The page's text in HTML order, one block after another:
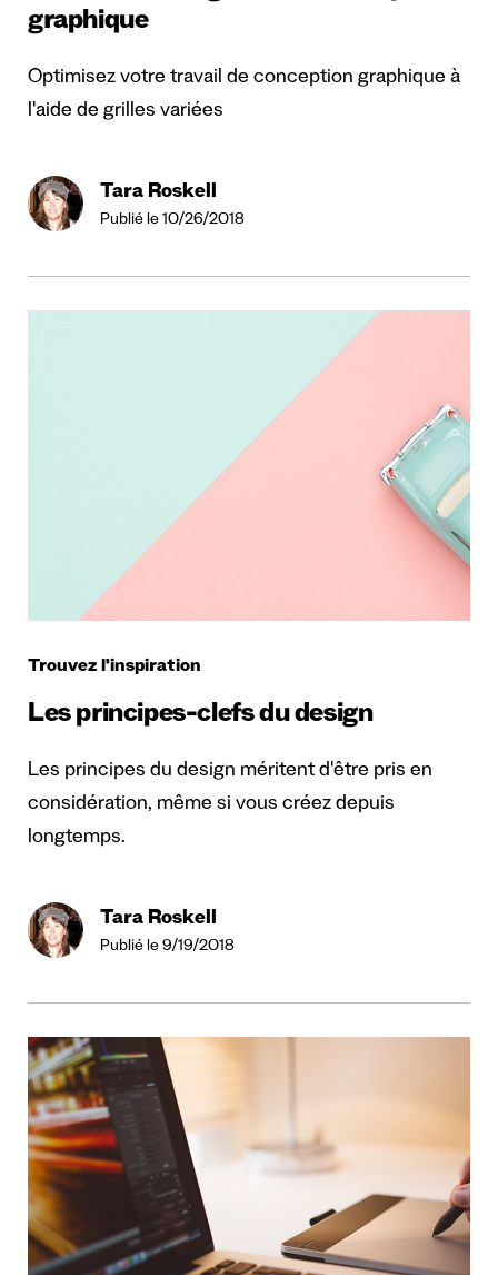
graphique
Optimisez votre travail de conception graphique à
l'aide de grilles variées
Tara Roskell
Publié le 10/26/2018
Trouvez l'inspiration
Les principes-clefs du design
Les principes du design méritent d'être pris en
considération, même si vous créez depuis
longtemps.
Tara Roskell
Publié le 9/19/2018